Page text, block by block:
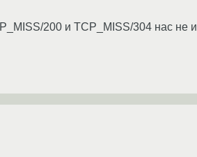
200 и TCP_MISS/304 нас не